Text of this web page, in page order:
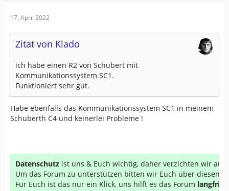
17. April 2022
Zitat von Klado
ich habe einen R2 von Schubert mit
Kommunikationssystem SC1.
Funktioniert sehr gut.
Habe ebenfalls das Kommunikationssystem SC1 in meinem
Schuberth C4 und keinerlei Probleme !
Datenschutz ist uns & Euch wichtig, daher verzichten wir auf
Um das Forum zu unterstützen bitten wir Euch über diesen
Für Euch ist das nur ein Klick, uns hilft es das Forum